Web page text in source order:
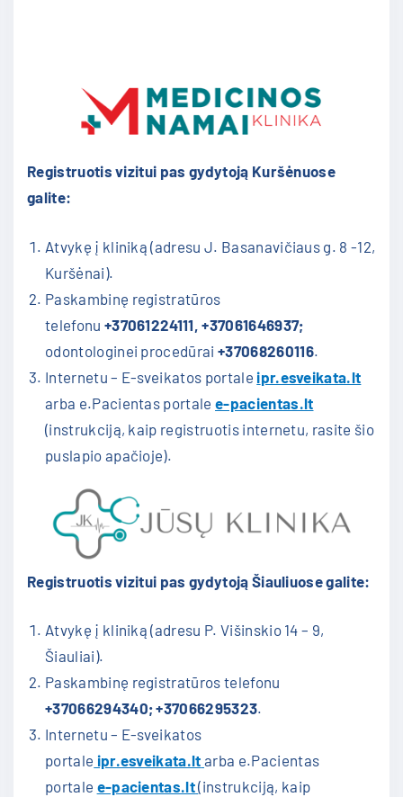
Registruotis vizitui pas gydytoją Kuršėnuose
galite:
Atvykę į kliniką (adresu J. Basanavičiaus g. 8 -12,
Kuršėnai).
Paskambinę registratūros
telefonu +37061224111, +37061646937;
odontologinei procedūrai +37068260116.
Internetu – E-sveikatos portale ipr.esveikata.lt
arba e.Pacientas portale e-pacientas.lt
(instrukciją, kaip registruotis internetu, rasite šio
puslapio apačioje).
Registruotis vizitui pas gydytoją Šiauliuose galite:
Atvykę į kliniką (adresu P. Višinskio 14 – 9,
Šiauliai).
Paskambinę registratūros telefonu
+37066294340; +37066295323.
Internetu – E-sveikatos
portale ipr.esveikata.lt arba e.Pacientas
portale e-pacientas.lt(instrukciją, kaip